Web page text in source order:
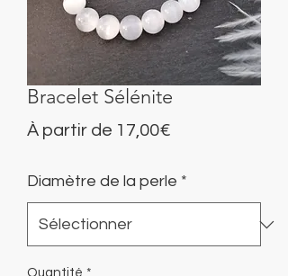
Bracelet Sélénite
À partir de 17,00€Prix
Diamètre de la perle *
Quantité *